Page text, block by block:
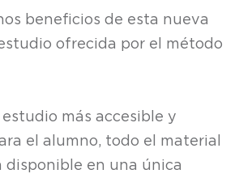
beneficios de esta nueva
ofrecida por el método
más accesible y
el alumno, todo el material
disponible en una única